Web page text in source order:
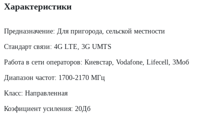
Характеристики
Предназначение: Для пригорода, сельской местности
Стандарт связи: 4G LTE, 3G UMTS
Работа в сети операторов: Киевстар, Vodafone, Lifecell, 3Моб
Диапазон частот: 1700-2170 МГц
Класс: Направленная
Коэфициент усиления: 20Дб